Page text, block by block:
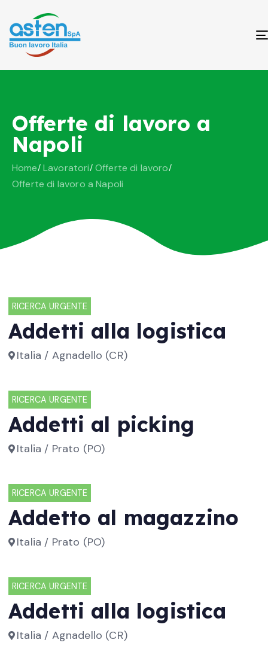
Offerte di lavoro a
Napoli
Home Lavoratori Offerte di lavoro
Offerte di lavoro a Napoli
RICERCA URGENTE
Addetti alla logistica
Italia / Agnadello (CR)
RICERCA URGENTE
Addetti al picking
Italia / Prato (PO)
RICERCA URGENTE
Addetto al magazzino
Italia / Prato (PO)
RICERCA URGENTE
Addetti alla logistica
Italia / Agnadello (CR)